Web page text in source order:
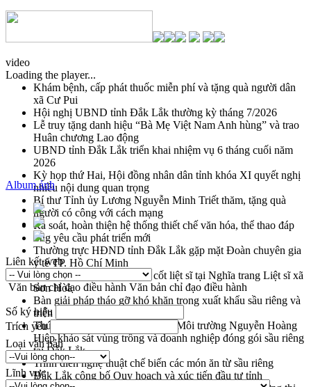
video
Loading the player...
Khám bệnh, cấp phát thuốc miễn phí và tặng quà người dân
xã Cư Pui
Hội nghị UBND tỉnh Đắk Lắk thường kỳ tháng 7/2026
Lễ truy tặng danh hiệu “Bà Mẹ Việt Nam Anh hùng” và trao
Huân chương Lao động
UBND tỉnh Đắk Lắk triển khai nhiệm vụ 6 tháng cuối năm
2026
Kỳ họp thứ Hai, Hội đồng nhân dân tỉnh khóa XI quyết nghị
nhiều nội dung quan trọng
Bí thư Tỉnh ủy Lương Nguyễn Minh Triết thăm, tặng quà
người có công với cách mạng
Rà soát, hoàn thiện hệ thống thiết chế văn hóa, thể thao đáp
ứng yêu cầu phát triển mới
Thường trực HĐND tỉnh Đắk Lắk gặp mặt Đoàn chuyên gia
y tế TP. Hồ Chí Minh
Lễ truy điệu và an táng hài cốt liệt sĩ tại Nghĩa trang Liệt sĩ xã
Sơn Hòa
Bàn giải pháp tháo gỡ khó khăn trong xuất khẩu sầu riêng và
triển khai quy định EUDR
Thứ trưởng Bộ Nông nghiệp và Môi trường Nguyễn Hoàng
Hiệp khảo sát vùng trồng và doanh nghiệp đóng gói sầu riêng
tại Đắk Lắk
Trình diễn nghệ thuật chế biến các món ăn từ sầu riêng
Đắk Lắk công bố Quy hoạch và xúc tiến đầu tư tỉnh
Album ảnh
Liên kết web
Văn bản chỉ đạo điều hành Văn bản chỉ đạo điều hành
Số ký hiệu
Trích yếu
Loại văn bản
Lĩnh vực